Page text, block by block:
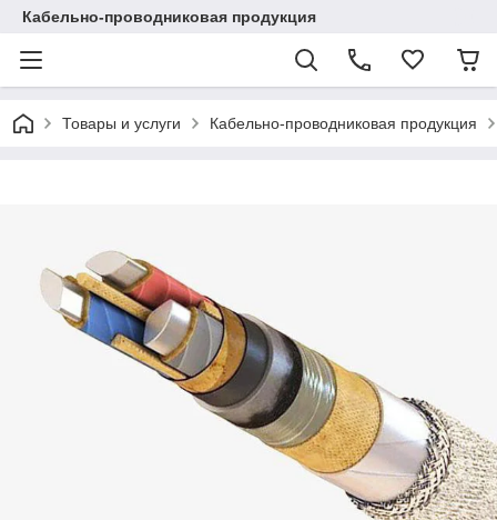
Кабельно-проводниковая продукция
Товары и услуги Кабельно-проводниковая продукция